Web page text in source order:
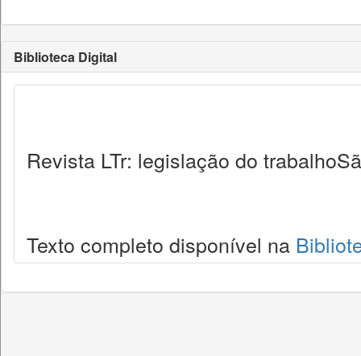
Biblioteca Digital
Revista LTr: legislação do
Texto completo disponível na